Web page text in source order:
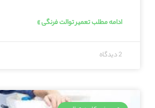
ادامه مطلب تعمیر توالت فرنگی »
2 دیدگاه